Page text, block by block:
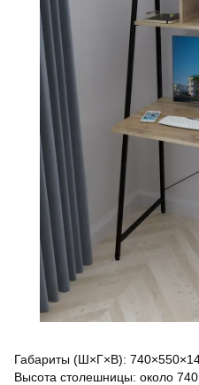
Габариты (Ш×Г×В):
Высота столешницы: около